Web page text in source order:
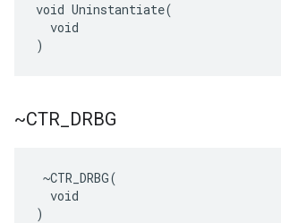
void Uninstantiate(
  void
)
~CTR DRBG
~CTR_DRBG(
  void
)